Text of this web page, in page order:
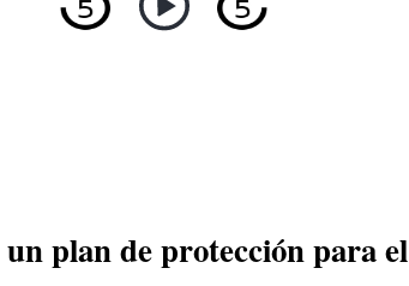
un plan de protección para el